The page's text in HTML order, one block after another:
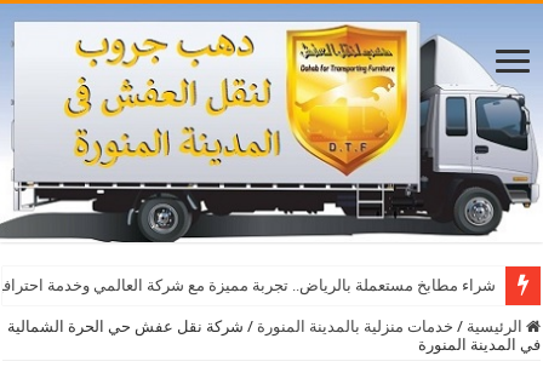
شراء مطابخ مستعملة بالرياض.. تجربة مميزة مع شركة العالمي وخدمة
أفضل مواقع مشاهدة مباريات اليوم بث مباشر بدون تقطيع
الرئيسية / خدمات منزلية بالمدينة المنورة / شركة نقل عفش حي الحرة الشمالية
في المدينة المنورة